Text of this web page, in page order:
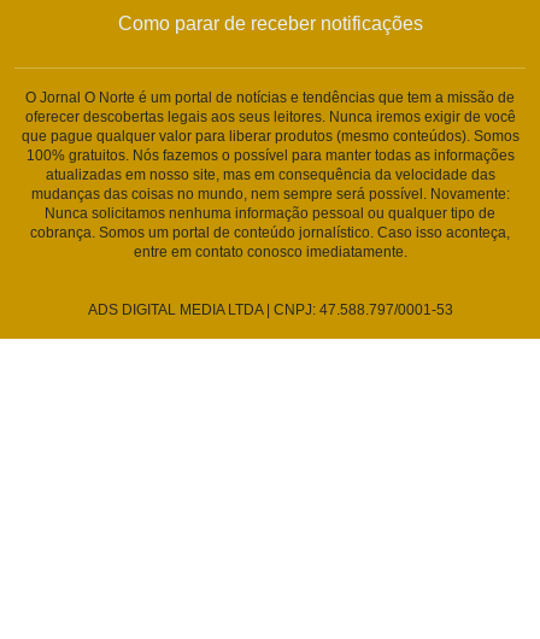
Como parar de receber notificações
O Jornal O Norte é um portal de notícias e tendências que tem a missão de
oferecer descobertas legais aos seus leitores. Nunca iremos exigir de você
que pague qualquer valor para liberar produtos (mesmo conteúdos). Somos
100% gratuitos. Nós fazemos o possível para manter todas as informações
atualizadas em nosso site, mas em consequência da velocidade das
mudanças das coisas no mundo, nem sempre será possível. Novamente:
Nunca solicitamos nenhuma informação pessoal ou qualquer tipo de
cobrança. Somos um portal de conteúdo jornalístico. Caso isso aconteça,
entre em contato conosco imediatamente.
ADS DIGITAL MEDIA LTDA | CNPJ: 47.588.797/0001-53